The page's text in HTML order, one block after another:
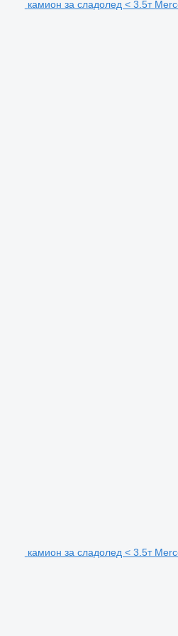
камион за сладолед < 3.5т
камион за сладолед < 3.5т